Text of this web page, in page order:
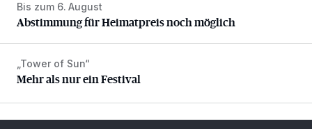
Abstimmung für Heimatpreis noch möglich
Bis zum 6. August
Abstimmung für Heimatpreis noch möglich
Mehr als nur ein Festival
„Tower of Sun“
Mehr als nur ein Festival